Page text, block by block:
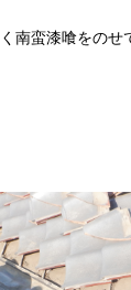
南蛮漆喰をのせ